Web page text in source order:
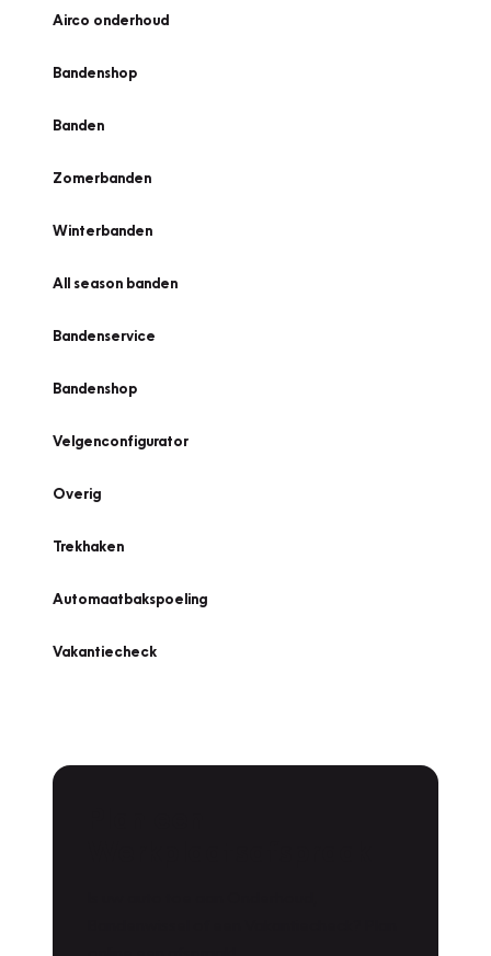
Airco onderhoud
Bandenshop
Banden
Zomerbanden
Winterbanden
All season banden
Bandenservice
Bandenshop
Velgenconfigurator
Overig
Trekhaken
Automaatbakspoeling
Vakantiecheck